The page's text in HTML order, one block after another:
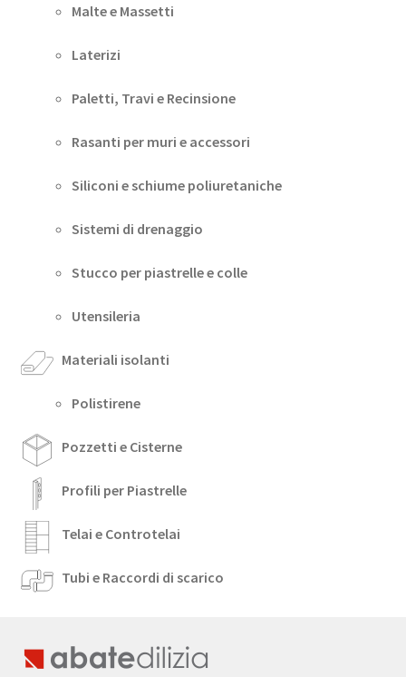
Malte e Massetti
Laterizi
Paletti, Travi e Recinsione
Rasanti per muri e accessori
Siliconi e schiume poliuretaniche
Sistemi di drenaggio
Stucco per piastrelle e colle
Utensileria
Materiali isolanti
Polistirene
Pozzetti e Cisterne
Profili per Piastrelle
Telai e Controtelai
Tubi e Raccordi di scarico